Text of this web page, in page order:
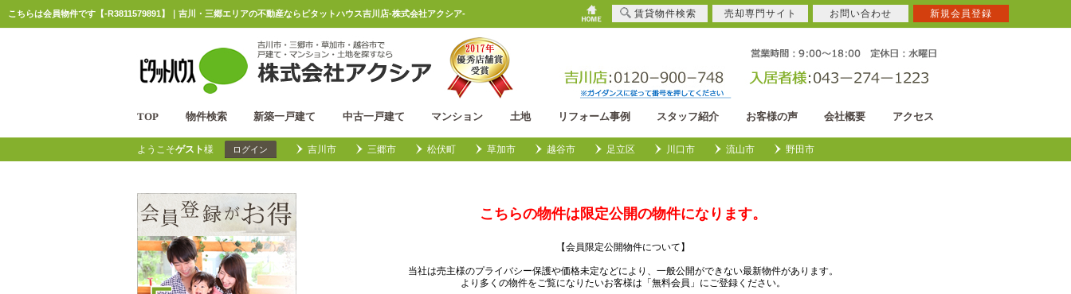
こちらは会員物件です【-R3811579891】｜吉川・三郷エリアの不動産ならピタットハウス吉川店-株式会社アクシア-
TOP 物件検索 新築一戸建て 中古一戸建て マンション 土地 リフォーム事例 スタッフ紹介 お客様の声 会社概要 アクセス
ようこそゲスト様 ログイン 吉川市 三郷市 松伏町 草加市 越谷市 足立区 川口市 流山市 野田市
こちらの物件は限定公開の物件になります。
【会員限定公開物件について】
当社は売主様のプライバシー保護や価格未定などにより、一般公開ができない最新物件があります。
より多くの物件をご覧になりたいお客様は「無料会員」にご登録ください。
賃貸物件検索 売却専門サイト お問い合わせ 新規会員登録